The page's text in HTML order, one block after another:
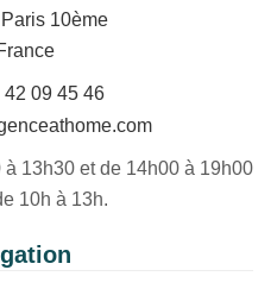
10ème
42 09 45 46
à 13h30 et de 14h00 à 19h00
10h à 13h.